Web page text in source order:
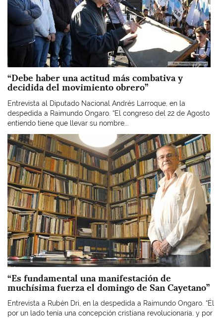
“Debe haber una actitud más combativa y
decidida del movimiento obrero”
Entrevista al Diputado Nacional Andrés Larroque, en la
despedida a Raimundo Ongaro. “El congreso del 22 de Agosto
entiendo tiene que llevar su nombre...
Imagen
“Es fundamental una manifestación de
muchísima fuerza el domingo de San Cayetano”
Entrevista a Rubén Dri, en la despedida a Raimundo Ongaro. “Él
por un lado tenía una concepción cristiana revolucionaria, y por